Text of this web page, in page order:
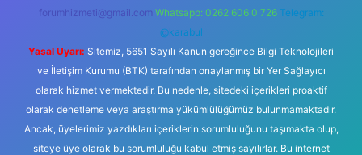
forumhizmeti@gmail.com Whatsapp: 0262 606 0 726 Telegram:
@karabul
Yasal Uyarı: Sitemiz, 5651 Sayılı Kanun gereğince Bilgi Teknolojileri
ve İletişim Kurumu (BTK) tarafından onaylanmış bir Yer Sağlayıcı
olarak hizmet vermektedir. Bu nedenle, sitedeki içerikleri proaktif
olarak denetleme veya araştırma yükümlülüğümüz bulunmamaktadır.
Ancak, üyelerimiz yazdıkları içeriklerin sorumluluğunu taşımakta olup,
siteye üye olarak bu sorumluluğu kabul etmiş sayılırlar. Bu internet